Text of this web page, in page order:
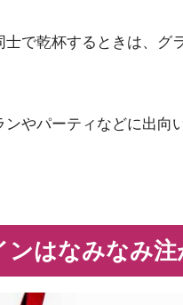
士で乾杯するときは、グ
やパーティなどに出向
はなみなみ注